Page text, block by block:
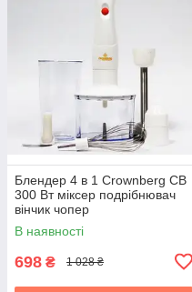
Блендер 4 в 1 Crownberg CB
300 Вт міксер подрібнювач
вінчик чопер
В наявності
698 ₴ 1 028 ₴